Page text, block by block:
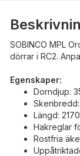
SOBINCO MPL
dörrar i RC2.
Egenskaper:
Dorndjup:
Skenbredd:
Längd:
Hakreglar
Rostfria